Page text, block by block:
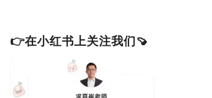
👉在小红书上关注我们🍠